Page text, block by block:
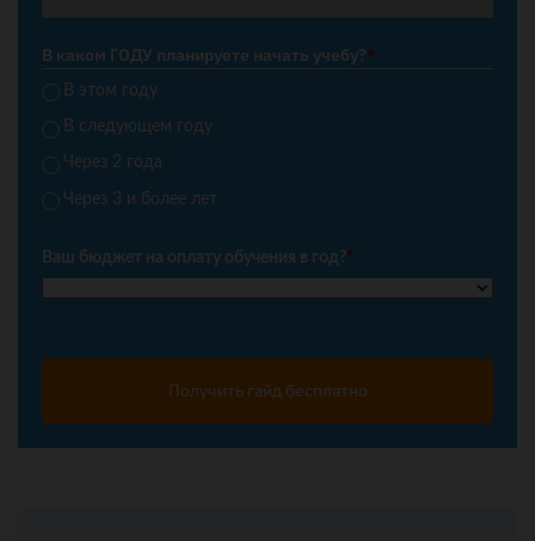
В каком ГОДУ планируете начать учебу?*
В этом году
В следующем году
Через 2 года
Через 3 и более лет
Ваш бюджет на оплату обучения в год?*
Получить гайд бесплатно